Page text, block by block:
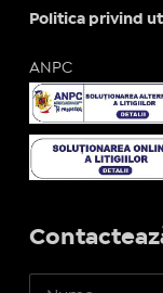
Politica privind
ANPC